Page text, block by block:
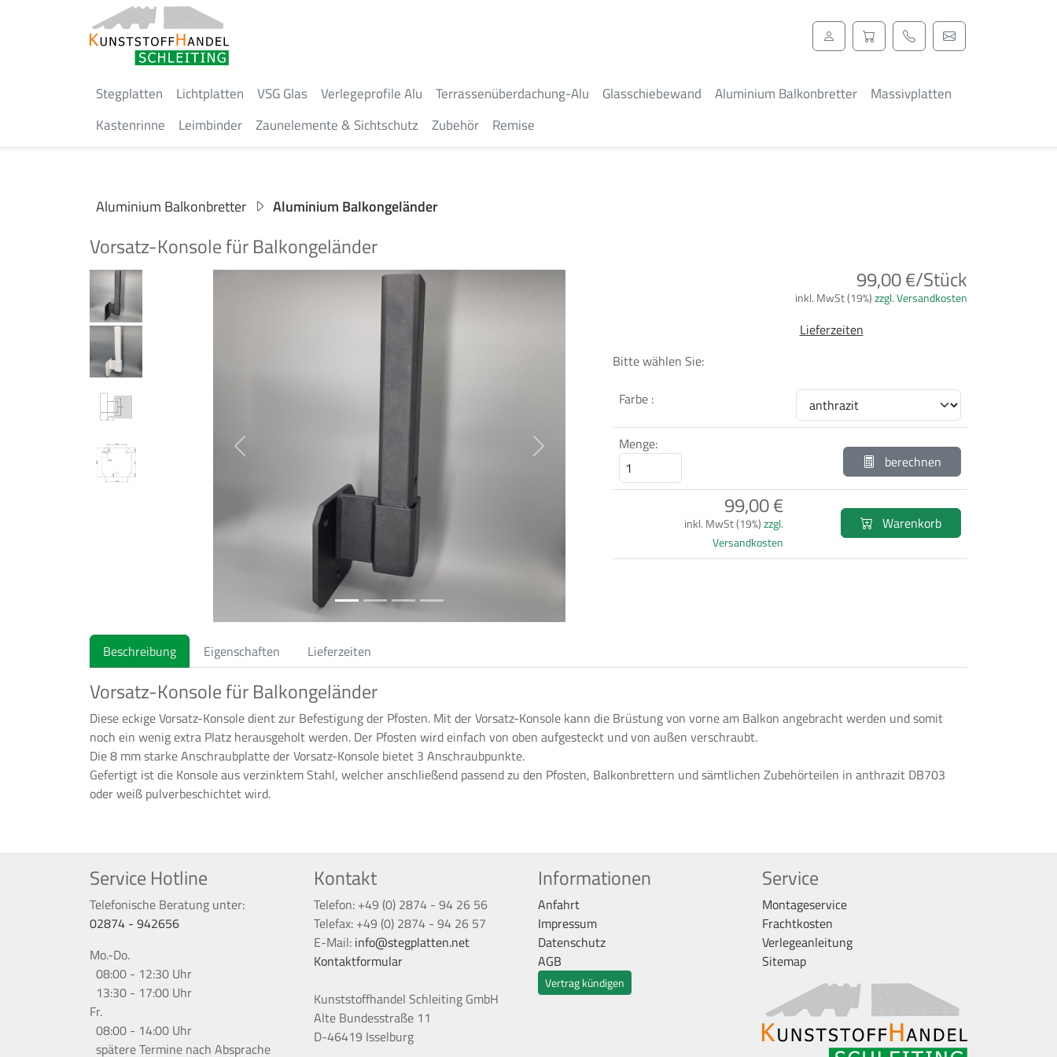
Stegplatten Lichtplatten VSG Glas Verlegeprofile Alu Terrassenüberdachung-Alu Glasschiebewand Aluminium Balkonbretter
Massivplatten
Kastenrinne
Leimbinder Zaunelemente & Sichtschutz Zubehör Remise
Aluminium Balkonbretter Aluminium Balkongeländer
Vorsatz-Konsole für Balkongeländer
Previous Next
99,00 €/Stück
inkl. MwSt (19%)zzgl. Versandkosten
Lieferzeiten
Bitte wählen Sie:
Farbe :
Menge:
berechnen
99,00 €
inkl. MwSt (19%)zzgl.
Versandkosten
Warenkorb
Beschreibung Eigenschaften Lieferzeiten
Vorsatz-Konsole für Balkongeländer
Diese eckige Vorsatz-Konsole dient zur Befestigung der Pfosten. Mit der Vorsatz-Konsole kann die Brüstung von vorne am Balkon angebracht werden und somit
noch ein wenig extra Platz herausgeholt werden. Der Pfosten wird einfach von oben aufgesteckt und von außen verschraubt.
Die 8 mm starke Anschraubplatte der Vorsatz-Konsole bietet 3 Anschraubpunkte.
Gefertigt ist die Konsole aus verzinktem Stahl, welcher anschließend passend zu den Pfosten, Balkonbrettern und sämtlichen Zubehörteilen in anthrazit DB703
oder weiß pulverbeschichtet wird.
Service Hotline
Telefonische Beratung unter:
02874 - 942656
Mo.-Do.
08:00 - 12:30 Uhr
13:30 - 17:00 Uhr
Fr.
08:00 - 14:00 Uhr
spätere Termine nach Absprache
Kontakt
Telefon: +49 (0) 2874 - 94 26 56
Telefax: +49 (0) 2874 - 94 26 57
E-Mail: info@stegplatten.net
Kontaktformular
Kunststoffhandel Schleiting GmbH
Alte Bundesstraße 11
D-46419 Isselburg
Informationen
Anfahrt
Impressum
Datenschutz
AGB
Vertrag kündigen
Service
Montageservice
Frachtkosten
Verlegeanleitung
Sitemap